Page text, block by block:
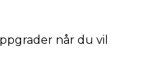
når du vil